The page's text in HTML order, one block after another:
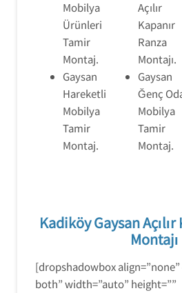
Mobilya
Ürünleri
Tamir
Montaj.
Gaysan
Hareketli
Mobilya
Tamir
Montaj.
Açılır
Kapanır
Ranza
Montajı.
Gaysan
Ğenç
Mobilya
Tamir
Montaj.
Kadiköy Gaysan Açılır
Montajı
[dropshadowbox
both” width=”auto” height=””